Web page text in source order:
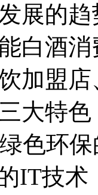
展的
白酒
加盟
大特色
色环
IT技术